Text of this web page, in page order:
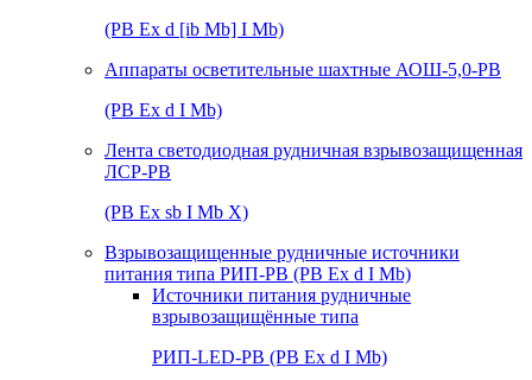
(РВ Ex d [ib Mb] I Mb)
Аппараты осветительные шахтные АОШ-5,0-РВ
(РВ Ex d I Mb)
Лента светодиодная рудничная взрывозащищенная
ЛСР-РВ
(РВ Ex sb I Mb Х)
Взрывозащищенные рудничные источники
питания типа РИП-РВ (РВ Ex d I Mb)
Источники питания рудничные
взрывозащищённые типа
РИП-LED-РВ (РВ Ex d I Mb)